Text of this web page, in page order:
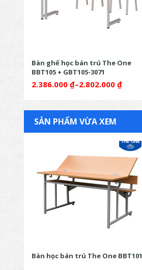
Bàn ghế học bán trú The One
BBT105 + GBT105-3071
2.386.000 ₫–2.802.000 ₫
SẢN PHẨM VỪA XEM
Bàn học bán trú The One BBT101